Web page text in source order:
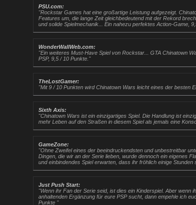
PSU.com:
"Rockstar Games hat eine großartige Leistung aufgezeigt.
Features um, die lange Zeit gleichbedeutend mit der Rekord
und solide Spielmechanik... Ein nahezu perfektes Action-Game,
WonderWallWeb.com:
"Ein weiteres Must-Have Spiel von Rockstar... GTA Chinatown
PSP, 9,5 / 10 Punkte."
TheLostGamer:
"Mit 9 / 10 Punkten wird Chinatown Wars leicht eines der besten
Sixth Axis:
"Chinatown Wars ist ein einzigartiges Spiel. Die Handlung ist
mehr Leben auf den Straßen in diesem Spiel als jemals eine
GameZone:
"Ohne Zweifel eines der beeindruckendsten und unbestreitbar
Dingen, die wir an der Serie lieben, wurde dennoch ein eigenes
und einbindendes Spiel erwarten, dass ihr fröhlich einige Stunden
Just Push Start:
"Wenn ihr Fan der Serie seid, ist dies ein Kinderspiel. Aber wenn
anhaltenden Ergänzung für eure PSP sucht, dann empehle ich
Punkte "